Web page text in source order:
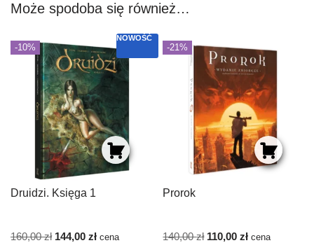
Może spodoba się również…
-10%
Druidzi. Księga 1
NOWOŚĆ
160,00zł 144,00 zł cena
-21%
Prorok
140,00zł 110,00zł cena